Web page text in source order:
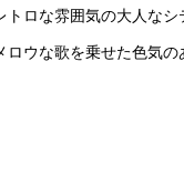
トロな雰囲気の大人なシ
ロウな歌を乗せた色気の